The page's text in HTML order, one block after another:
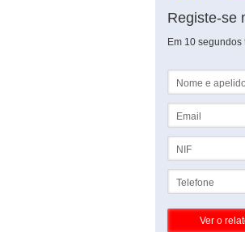
Registe-se
Em 10